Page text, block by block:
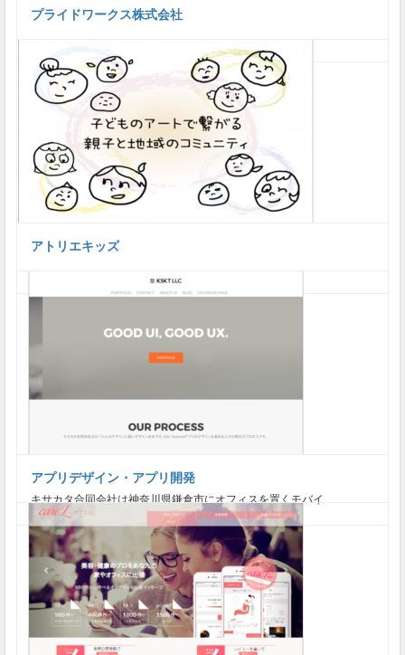
プライドワークス株式会社
アトリエキッズ
アプリデザイン・アプリ開発
キサカタ合同会社は神奈川県鎌倉市にオフィスを置くモバイ...